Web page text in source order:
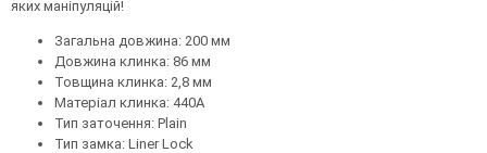
яких маніпуляцій!
Загальна довжина: 200 мм
Довжина клинка: 86 мм
Товщина клинка: 2,8 мм
Матеріал клинка: 440A
Тип заточення: Plain
Тип замка: Liner Lock